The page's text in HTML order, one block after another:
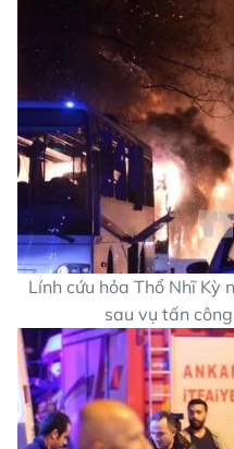
Lính cứu hỏa Thổ Nhĩ Kỳ
sau vụ tấn